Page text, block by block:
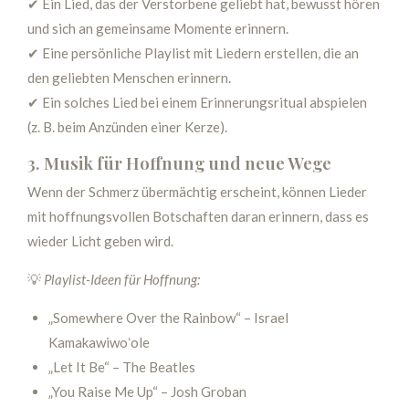
✔ Ein Lied, das der Verstorbene geliebt hat, bewusst hören
und sich an gemeinsame Momente erinnern.
✔ Eine persönliche Playlist mit Liedern erstellen, die an
den geliebten Menschen erinnern.
✔ Ein solches Lied bei einem Erinnerungsritual abspielen
(z. B. beim Anzünden einer Kerze).
3. Musik für Hoffnung und neue Wege
Wenn der Schmerz übermächtig erscheint, können Lieder
mit hoffnungsvollen Botschaften daran erinnern, dass es
wieder Licht geben wird.
💡 Playlist-Ideen für Hoffnung:
„Somewhere Over the Rainbow“ – Israel
Kamakawiwoʻole
„Let It Be“ – The Beatles
„You Raise Me Up“ – Josh Groban